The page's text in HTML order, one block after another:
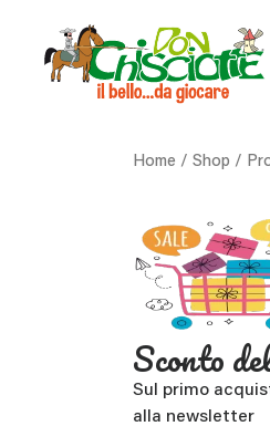
Home / Shop /
Sconto
Sul primo
alla newsletter